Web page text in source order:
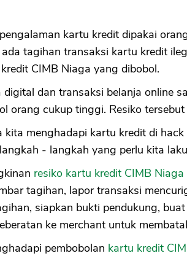
kartu kredit dipakai
tagihan transaksi kartu kredit
CIMB Niaga yang dibobol.
digital dan transaksi belanja online
orang cukup tinggi. Resiko
kita menghadapi kartu kredit di
- langkah yang perlu kita
resiko kartu kredit CIMB Niaga
tagihan, lapor transaksi
siapkan bukti pendukung,
ke merchant untuk
pembobolan kartu kredit